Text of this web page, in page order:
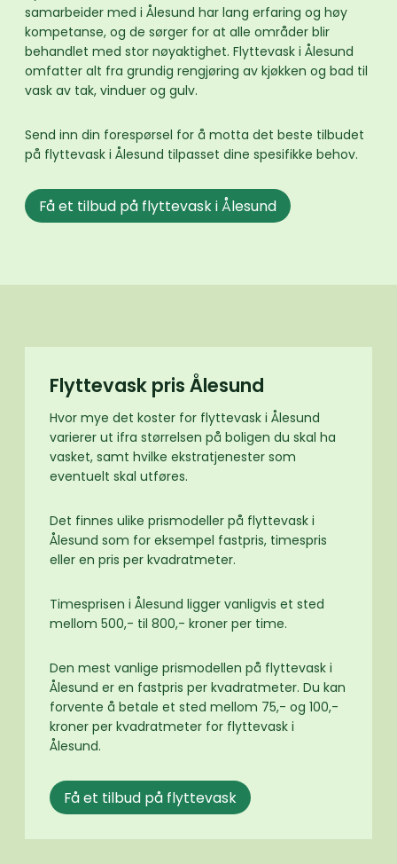
samarbeider med i Ålesund har lang erfaring og høy
kompetanse, og de sørger for at alle områder blir
behandlet med stor nøyaktighet. Flyttevask i Ålesund
omfatter alt fra grundig rengjøring av kjøkken og bad til
vask av tak, vinduer og gulv.
Send inn din forespørsel for å motta det beste tilbudet
på flyttevask i Ålesund tilpasset dine spesifikke behov.
Få et tilbud på flyttevask i Ålesund
Flyttevask pris Ålesund
Hvor mye det koster for flyttevask i Ålesund
varierer ut ifra størrelsen på boligen du skal ha
vasket, samt hvilke ekstratjenester som
eventuelt skal utføres.
Det finnes ulike prismodeller på flyttevask i
Ålesund som for eksempel fastpris, timespris
eller en pris per kvadratmeter.
Timesprisen i Ålesund ligger vanligvis et sted
mellom 500,- til 800,- kroner per time.
Den mest vanlige prismodellen på flyttevask i
Ålesund er en fastpris per kvadratmeter. Du kan
forvente å betale et sted mellom 75,- og 100,-
kroner per kvadratmeter for flyttevask i
Ålesund.
Få et tilbud på flyttevask